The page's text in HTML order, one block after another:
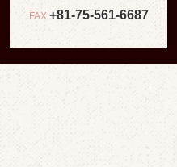
FAX +81-75-561-6687